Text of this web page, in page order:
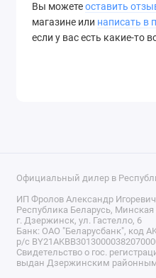
Вы можетеоставить
магазине или написать в
если у вас есть какие-то
Официальный дилер в
ИП Фролов Александр
Республика Беларусь,
г. Дзержинск, ул. Гастелло, 6
Банк: ОАО "Беларусбанк", код
р/с
Свидетельство о гос.
выдан Дзержинским